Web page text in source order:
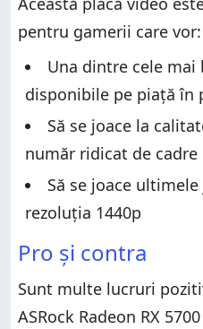
Performanțe în jocuri și
Aplicații incluse
Ce părere ai despre
Taichi X 8G OC+?
Design și specificații
Performanțe în jocuri și
Aplicații incluse
Ce părere ai despre
Taichi X 8G OC+?
pentru gamerii care vor:
Una dintre cele mai
disponibile pe piață în
Să se joace la
număr ridicat de cadre
Să se joace
rezoluția 1440p
Pro și contra
Sunt multe lucruri
ASRock Radeon RX